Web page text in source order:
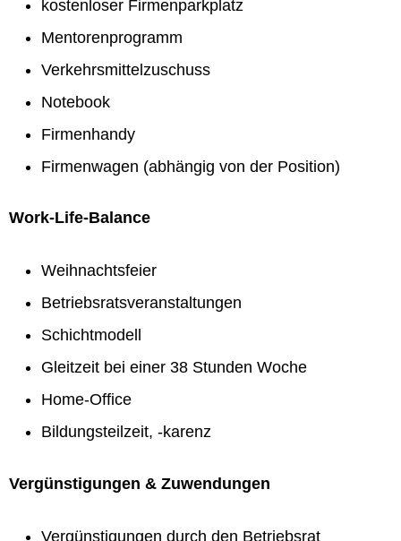
kostenloser Firmenparkplatz
Mentorenprogramm
Verkehrsmittelzuschuss
Notebook
Firmenhandy
Firmenwagen (abhängig von der Position)
Work-Life-Balance
Weihnachtsfeier
Betriebsratsveranstaltungen
Schichtmodell
Gleitzeit bei einer 38 Stunden Woche
Home-Office
Bildungsteilzeit, -karenz
Vergünstigungen & Zuwendungen
Vergünstigungen durch den Betriebsrat